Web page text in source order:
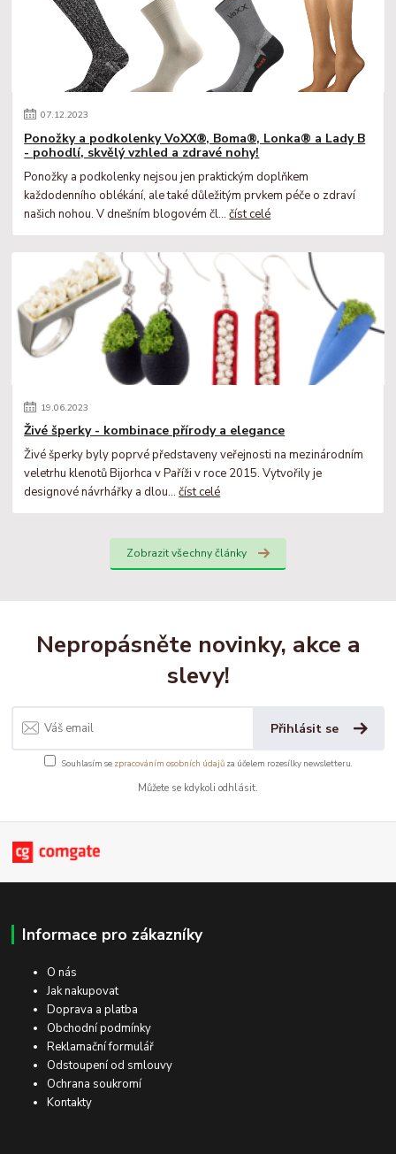
07.12.2023
Ponožky a podkolenky VoXX®, Boma®, Lonka® a Lady B
- pohodlí, skvělý vzhled a zdravé nohy!
Ponožky a podkolenky nejsou jen praktickým doplňkem
každodenního oblékání, ale také důležitým prvkem péče o zdraví
našich nohou. V dnešním blogovém čl...číst celé
19.06.2023
Živé šperky - kombinace přírody a elegance
Živé šperky byly poprvé představeny veřejnosti na mezinárodním
veletrhu klenotů Bijorhca v Paříži v roce 2015. Vytvořily je
designové návrhářky a dlou...číst celé
Zobrazit všechny články
Nepropásněte novinky, akce a
slevy!
Přihlásit se
Souhlasím se zpracováním osobních údajůza účelem rozesílky newsletteru.
Můžete se kdykoli odhlásit.
Informace pro zákazníky
O nás
Jak nakupovat
Doprava a platba
Obchodní podmínky
Reklamační formulář
Odstoupení od smlouvy
Ochrana soukromí
Kontakty